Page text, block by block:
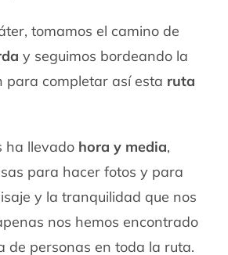
tomamos el camino de
y seguimos bordeando la
para completar así esta ruta
ha llevado hora y media,
para hacer fotos y para
y la tranquilidad que nos
nos hemos encontrado
de personas en toda la ruta.